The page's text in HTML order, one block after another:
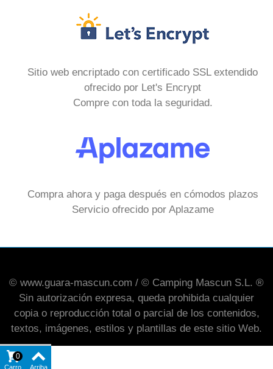
Sitio web encriptado con certificado SSL extendido
ofrecido por Let's Encrypt
Compre con toda la seguridad.
Compra ahora y paga después en cómodos plazos
Servicio ofrecido por Aplazame
© www.guara-mascun.com / © Camping Mascun S.L. ®
Sin autorización expresa, queda prohibida cualquier
copia o reproducción total o parcial de los contenidos,
textos, imágenes, estilos y plantillas de este sitio Web.
Carro
0
Arriba